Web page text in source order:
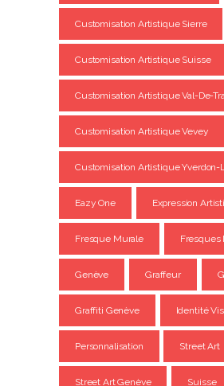
Customisation Artistique Sierre
Customisation Artistique Suisse
Customisation Artistique Val-De-
Customisation Artistique Vevey
Customisation Artistique Yverdon-
Eazy One Expression
Fresque Murale Fresques
Genève Graffeur
Graffiti Genève Identité
Personnalisation Street Art
Street Art Genève Suisse